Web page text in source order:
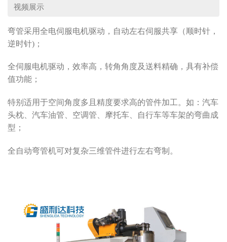
视频展示
弯管采用全电伺服电机驱动，自动左右伺服共享（顺时针，
逆时针)；
全伺服电机驱动，效率高，转角角度及送料精确，具有补偿
值功能；
特别适用于空间角度多且精度要求高的管件加工。如：汽车
头枕、汽车油管、空调管、摩托车、自行车等车架的弯曲成
型；
全自动弯管机可对复杂三维管件进行左右弯制。